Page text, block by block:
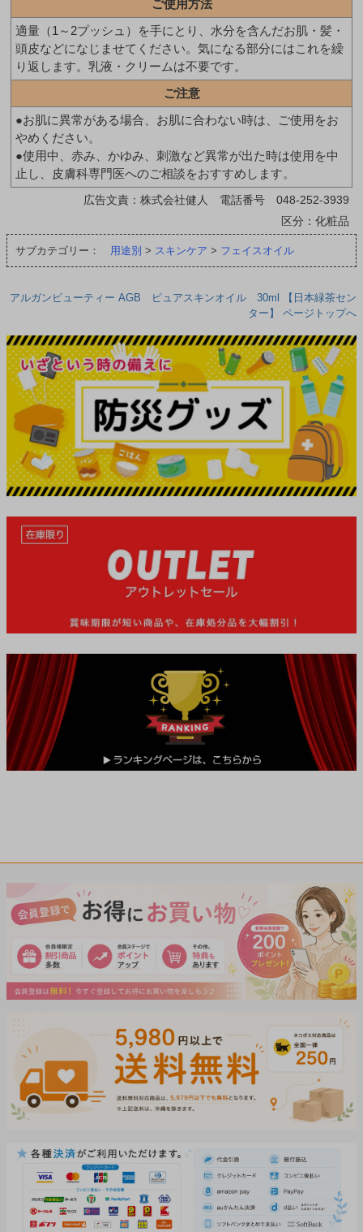
ご使用方法
適量（1～2プッシュ）を手にとり、水分を含んだお肌・髪・
頭皮などになじませてください。気になる部分にはこれを繰
り返します。乳液・クリームは不要です。
ご注意
●お肌に異常がある場合、お肌に合わない時は、ご使用をお
やめください。
●使用中、赤み、かゆみ、刺激など異常が出た時は使用を中
止し、皮膚科専門医へのご相談をおすすめします。
広告文責：株式会社健人 電話番号 048-252-3939
区分：化粧品
サブカテゴリー： 用途別 > スキンケア > フェイスオイル
アルガンビューティー AGB ピュアスキンオイル 30ml 【日本緑茶セン
ター】 ページトップへ